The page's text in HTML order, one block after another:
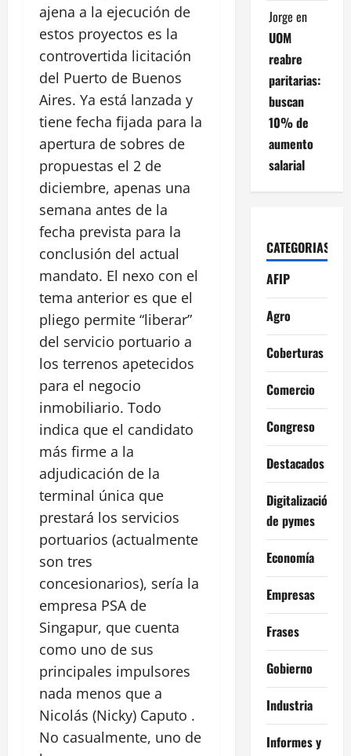
ajena a la ejecución de
estos proyectos es la
controvertida licitación
del Puerto de Buenos
Aires. Ya está lanzada y
tiene fecha fijada para la
apertura de sobres de
propuestas el 2 de
diciembre, apenas una
semana antes de la
fecha prevista para la
conclusión del actual
mandato. El nexo con el
tema anterior es que el
pliego permite “liberar”
del servicio portuario a
los terrenos apetecidos
para el negocio
inmobiliario. Todo
indica que el candidato
más firme a la
adjudicación de la
terminal única que
prestará los servicios
portuarios (actualmente
son tres
concesionarios), sería la
empresa PSA de
Singapur, que cuenta
como uno de sus
principales impulsores
nada menos que a
Nicolás (Nicky) Caputo .
No casualmente, uno de
Jorge en
UOM
reabre
paritarias:
buscan
10% de
aumento
salarial
CATEGORIAS
AFIP
Agro
Coberturas
Comercio
Congreso
Destacados
Digitalización
de pymes
Economía
Empresas
Frases
Gobierno
Industria
Informes y